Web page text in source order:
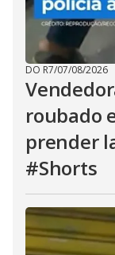
DO R7/07/08/2026
roubado
prender
#Shorts